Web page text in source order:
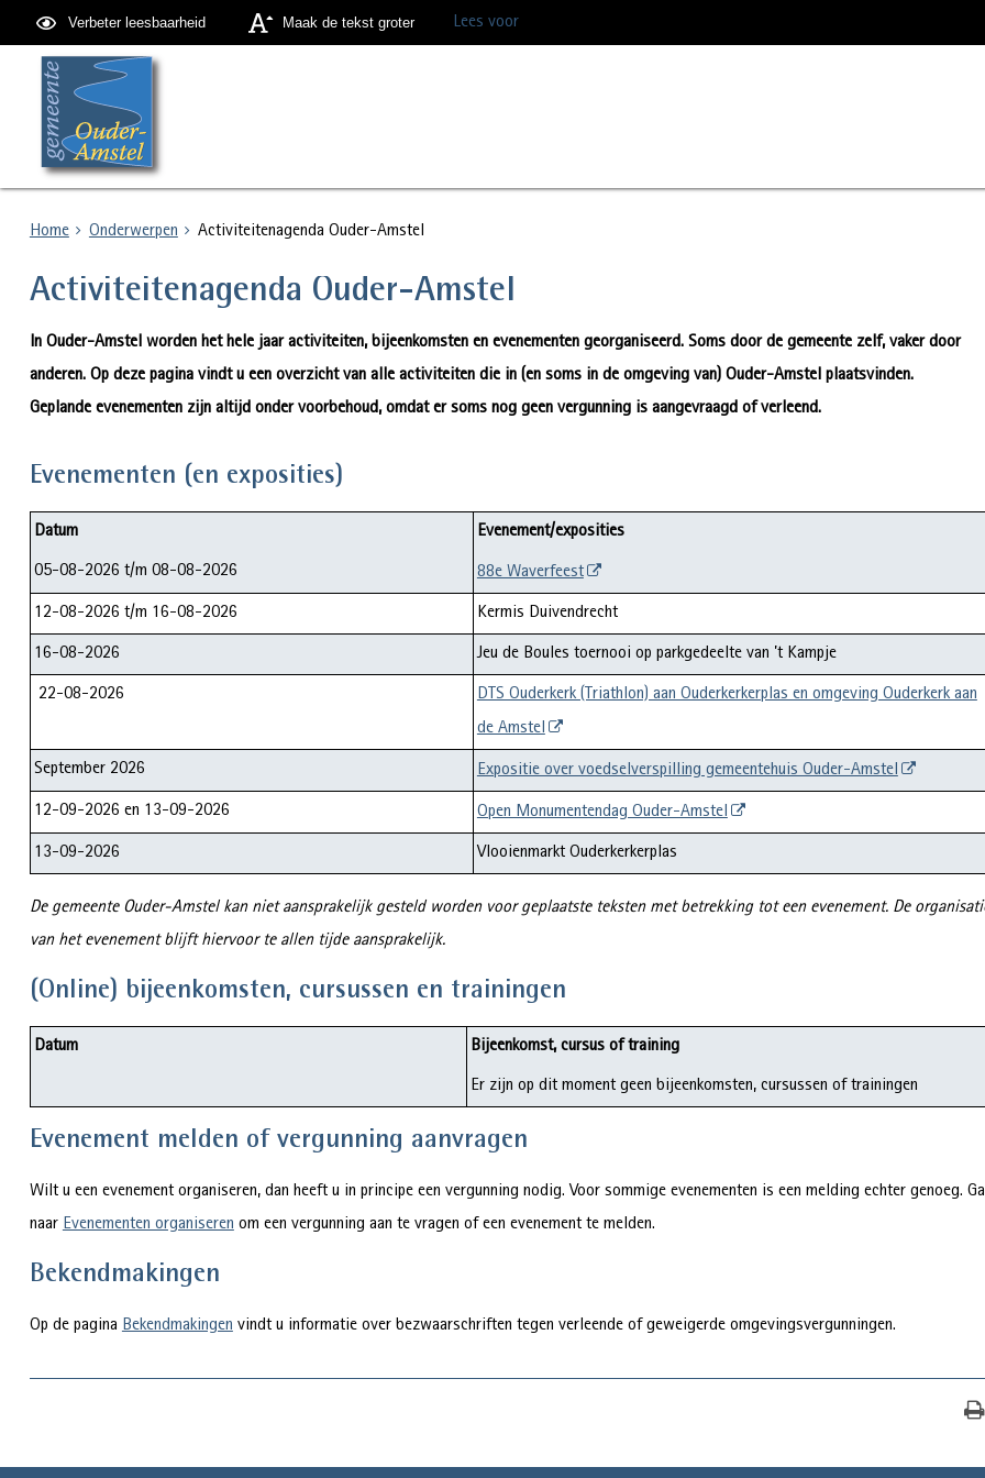
Verbeter leesbaarheid Maak de tekst groter Lees voor
Home Onderwerpen Activiteitenagenda Ouder-Amstel
Activiteitenagenda Ouder-Amstel
In Ouder-Amstel worden het hele jaar activiteiten, bijeenkomsten en evenementen georganiseerd. Soms door de gemeente zelf, vaker door
anderen. Op deze pagina vindt u een overzicht van alle activiteiten die in (en soms in de omgeving van) Ouder-Amstel plaatsvinden.
Geplande evenementen zijn altijd onder voorbehoud, omdat er soms nog geen vergunning is aangevraagd of verleend.
Evenementen (en exposities)
Datum Evenement/exposities
05-08-2026 t/m 08-08-2026 88e Waverfeest
12-08-2026 t/m 16-08-2026 Kermis Duivendrecht
16-08-2026 Jeu de Boules toernooi op parkgedeelte van ’t Kampje
22-08-2026
DTS Ouderkerk (Triathlon) aan Ouderkerkerplas en omgeving Ouderkerk aan
de Amstel
September 2026 Expositie over voedselverspilling gemeentehuis Ouder-Amstel
12-09-2026 en 13-09-2026 Open Monumentendag Ouder-Amstel
13-09-2026 Vlooienmarkt Ouderkerkerplas
De gemeente Ouder-Amstel kan niet aansprakelijk gesteld worden voor geplaatste teksten met betrekking tot een evenement. De
van het evenement blijft hiervoor te allen tijde aansprakelijk.
(Online) bijeenkomsten, cursussen en trainingen
Datum Bijeenkomst, cursus of training
Er zijn op dit moment geen bijeenkomsten, cursussen of trainingen
Evenement melden of vergunning aanvragen
Wilt u een evenement organiseren, dan heeft u in principe een vergunning nodig. Voor sommige evenementen is een melding echter genoeg. Ga
naar Evenementen organiseren om een vergunning aan te vragen of een evenement te melden.
Bekendmakingen
Op de pagina Bekendmakingen vindt u informatie over bezwaarschriften tegen verleende of geweigerde omgevingsvergunningen.